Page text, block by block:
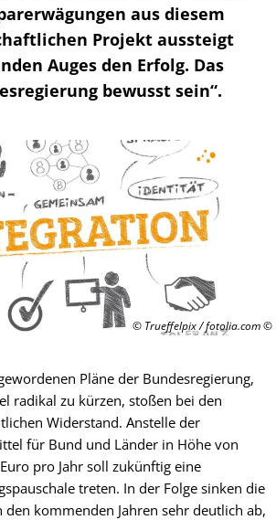
aus diesem
Projekt aussteigt
Auges den Erfolg. Das
bewusst sein“.
© Trueffelpix / fotolia.com
Pläne der Bundesregierung,
radikal zu kürzen, stoßen bei den
Widerstand. Anstelle der
für Bund und Länder in Höhe von
pro Jahr soll zukünftig eine
treten. In der Folge sinken die
kommenden Jahren sehr deutlich ab,